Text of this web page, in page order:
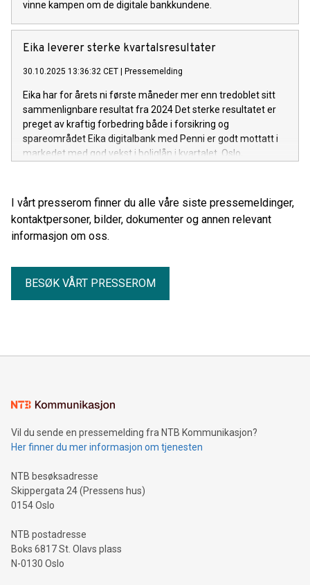
vinne kampen om de digitale bankkundene.
Eika leverer sterke kvartalsresultater
30.10.2025 13:36:32 CET | Pressemelding
Eika har for årets ni første måneder mer enn tredoblet sitt
sammenlignbare resultat fra 2024 Det sterke resultatet er
preget av kraftig forbedring både i forsikring og
spareområdet Eika digitalbank med Penni er godt mottatt i
markedet med god vekst i boliglån i kvartalet. Oslo,
113 millioner i samme periode i fjor. Hittil i år er resultat før
skatt på 610 millioner kroner mot tilsvarende 165 millioner i
2024. De sammenlignbare fjorårstallene er eksklusiv gevinst
på salg aksjer i datterselskapet Eika Forsikring til Fremtind
I vårt presserom finner du alle våre siste pressemeldinger,
kontaktpersoner, bilder, dokumenter og annen relevant
informasjon om oss.
BESØK VÅRT PRESSEROM
Vil du sende en pressemelding fra NTB Kommunikasjon?
Her finner du mer informasjon om tjenesten
NTB besøksadresse
Skippergata 24 (Pressens hus)
0154 Oslo
NTB postadresse
Boks 6817 St. Olavs plass
N-0130 Oslo